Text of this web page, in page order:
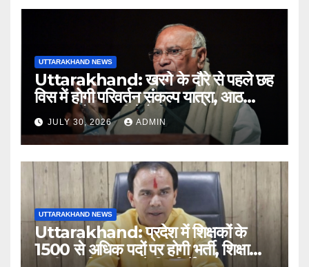
UTTARAKHAND NEWS
Uttarakhand: खरगे के दौरे से पहले छह
विस में होगी परिवर्तन संकल्प यात्रा, आठ
अगस्त को हल्द्वानी में रैली
JULY 30, 2026 ADMIN
UTTARAKHAND NEWS
Uttarakhand: प्रदेश में शिक्षकों के
1500 से अधिक पदों पर होगी भर्ती, शिक्षा